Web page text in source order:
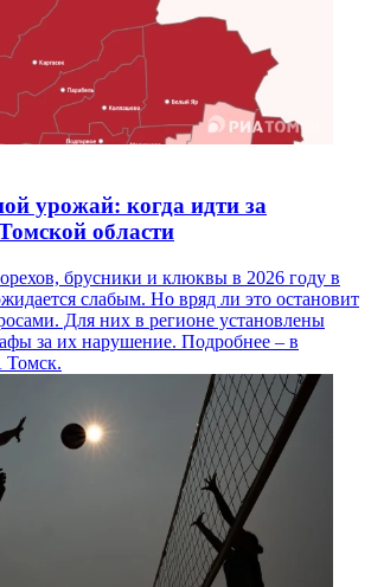
урожай: когда идти за
области
брусники и клюквы в 2026 году в
слабым. Но вряд ли это остановит
Для них в регионе установлены
за их нарушение. Подробнее – в